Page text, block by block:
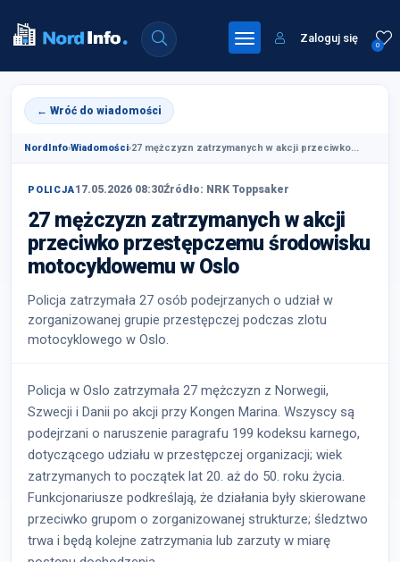
0
Zaloguj się
← Wróć do wiadomości
NordInfo›Wiadomości›27 mężczyzn zatrzymanych w akcji przeciwko...
POLICJA17.05.2026 08:30Źródło: NRK Toppsaker
27 mężczyzn zatrzymanych w akcji
przeciwko przestępczemu środowisku
motocyklowemu w Oslo
Policja zatrzymała 27 osób podejrzanych o udział w
zorganizowanej grupie przestępczej podczas zlotu
motocyklowego w Oslo.
Policja w Oslo zatrzymała 27 mężczyzn z Norwegii,
Szwecji i Danii po akcji przy Kongen Marina. Wszyscy są
podejrzani o naruszenie paragrafu 199 kodeksu karnego,
dotyczącego udziału w przestępczej organizacji; wiek
zatrzymanych to początek lat 20. aż do 50. roku życia.
Funkcjonariusze podkreślają, że działania były skierowane
przeciwko grupom o zorganizowanej strukturze; śledztwo
trwa i będą kolejne zatrzymania lub zarzuty w miarę